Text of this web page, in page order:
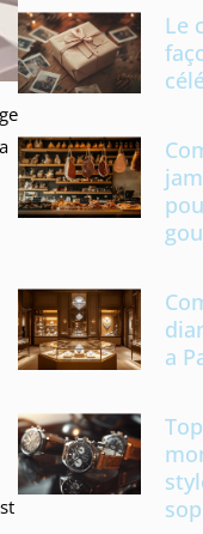
Le
a